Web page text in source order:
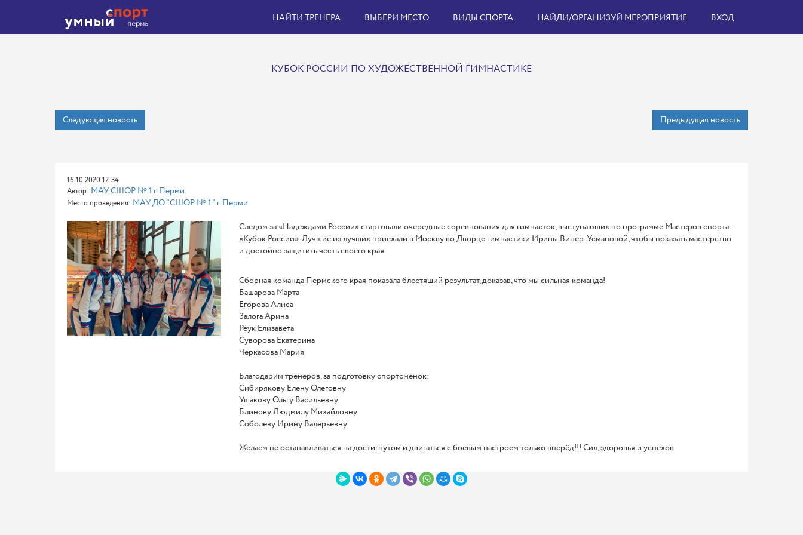
НАЙТИ ТРЕНЕРА ВЫБЕРИ МЕСТО ВИДЫ СПОРТА НАЙДИ/ОРГАНИЗУЙ МЕРОПРИЯТИЕ ВХОД
КУБОК РОССИИ ПО ХУДОЖЕСТВЕННОЙ ГИМНАСТИКЕ
Следующая новость Предыдущая новость
16.10.2020 12:34
Автор: МАУ СШОР № 1 г. Перми
Место проведения: МАУ ДО "СШОР № 1 " г. Перми
Следом за «Надеждами России» стартовали очередные соревнования для гимнасток, выступающих по программе Мастеров спорта -
«Кубок России». Лучшие из лучших приехали в Москву во Дворце гимнастики Ирины Винер-Усмановой, чтобы показать мастерство
и достойно защитить честь своего края
Сборная команда Пермского края показала блестящий результат, доказав, что мы сильная команда!
Башарова Марта
Егорова Алиса
Залога Арина
Реук Елизавета
Суворова Екатерина
Черкасова Мария
Благодарим тренеров, за подготовку спортсменок:
Сибирякову Елену Олеговну
Ушакову Ольгу Васильевну
Блинову Людмилу Михайловну
Соболеву Ирину Валерьевну
Желаем не останавливаться на достигнутом и двигаться с боевым настроем только вперёд!!! Сил, здоровья и успехов